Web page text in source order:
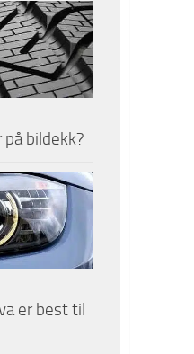
bildekk?
er best til